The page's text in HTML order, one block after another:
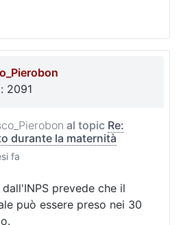
2091
al topic Re:
durante la maternità
fa
prevede che il
può essere preso nei 30